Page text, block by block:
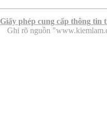
Giấy phép cung cấp thông tin
Ghi rõ nguồn